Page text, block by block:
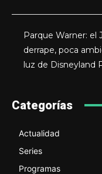
Parque Warner: el
derrape, poca
luz de Disneyland
Categorías
Actualidad
Series
Programas